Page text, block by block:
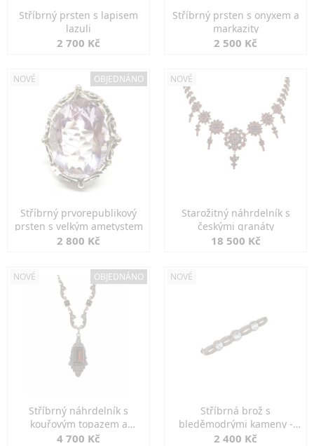
Stříbrný prsten s lapisem
lazuli
2 700 Kč
Stříbrný prsten s onyxem a
markazity
2 500 Kč
NOVÉ OBJEDNÁNO
Stříbrný prvorepublikový
prsten s velkým ametystem
2 800 Kč
NOVÉ
Starožitný náhrdelník s
českými granáty
18 500 Kč
NOVÉ OBJEDNÁNO
Stříbrný náhrdelník s
kouřovým topazem a
markazity
4 700 Kč
NOVÉ
Stříbrná brož s
bleděmodrými kameny -
jemná elegance
2 400 Kč